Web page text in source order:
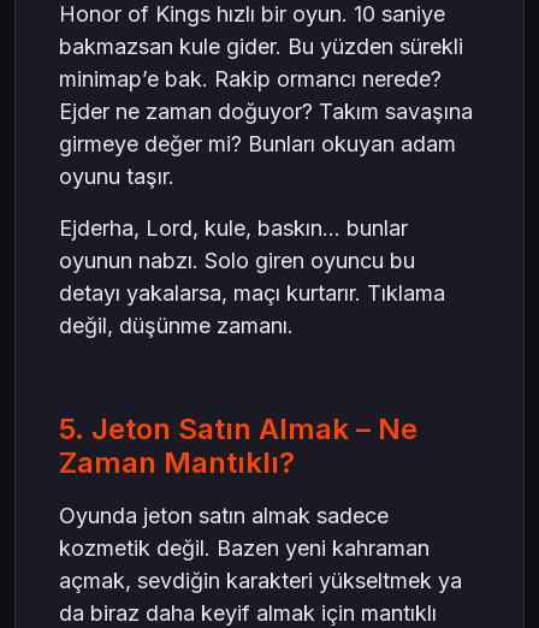
Honor of Kings hızlı bir oyun. 10 saniye
bakmazsan kule gider. Bu yüzden sürekli
minimap’e bak. Rakip ormancı nerede?
Ejder ne zaman doğuyor? Takım savaşına
girmeye değer mi? Bunları okuyan adam
oyunu taşır.
Ejderha, Lord, kule, baskın… bunlar
oyunun nabzı. Solo giren oyuncu bu
detayı yakalarsa, maçı kurtarır. Tıklama
değil, düşünme zamanı.
5. Jeton Satın Almak – Ne
Zaman Mantıklı?
Oyunda jeton satın almak sadece
kozmetik değil. Bazen yeni kahraman
açmak, sevdiğin karakteri yükseltmek ya
da biraz daha keyif almak için mantıklı